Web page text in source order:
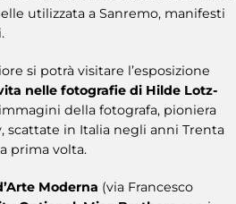
utilizzata a Sanremo, manifesti
si potrà visitare l’esposizione
nelle fotografie di Hilde Lotz-
della fotografa, pioniera
scattate in Italia negli anni Trenta
prima volta.
Moderna (via Francesco